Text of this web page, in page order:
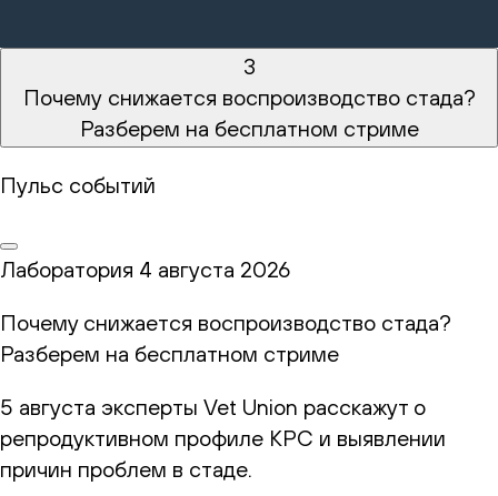
3
Почему снижается воспроизводство стада?
Разберем на бесплатном стриме
Пульс событий
Лаборатория 4 августа 2026
Почему снижается воспроизводство стада?
Разберем на бесплатном стриме
5 августа эксперты Vet Union расскажут о
репродуктивном профиле КРС и выявлении
причин проблем в стаде.